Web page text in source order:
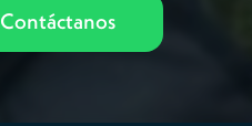
Contáctanos